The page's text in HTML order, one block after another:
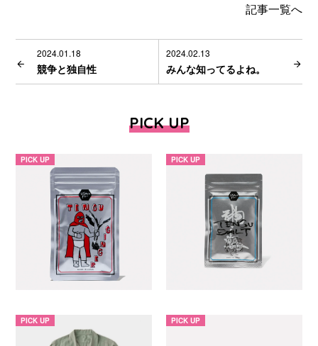
記事一覧へ
2024.01.18
競争と独自性
2024.02.13
みんな知ってるよね。
PICK UP
PICK UP PICK UP
PICK UP PICK UP